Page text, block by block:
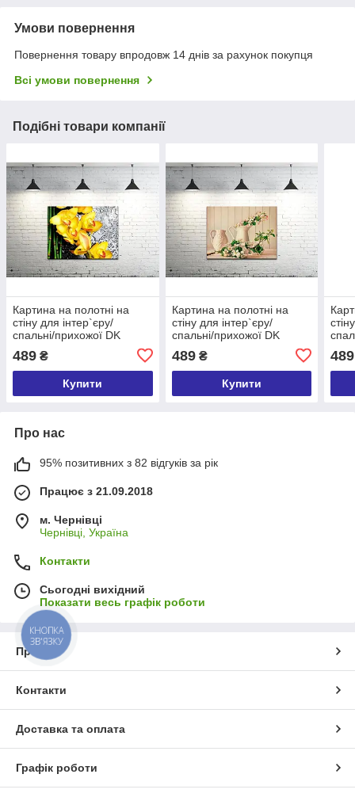
Умови повернення
Повернення товару впродовж 14 днів за рахунок покупця
Всі умови повернення
Подібні товари компанії
Картина на полотні на
стіну для інтер`єру/
спальні/прихожої DK
Жовті орхідеї (DKP4560-
c98) 45х60 см
489 ₴
Купити
Картина на полотні на
стіну для інтер`єру/
спальні/прихожої DK
Гілочка яблуні (DKP4560-
c551) 45х60 см
489₴
Купити
489
Про нас
95% позитивних з 82 відгуків за рік
Працює з 21.09.2018
м. Чернівці
Чернівці, Україна
Контакти
Сьогодні вихідний
Показати весь графік роботи
Про нас
Контакти
Доставка та оплата
Графік роботи
КНОПКА
ЗВ'ЯЗКУ